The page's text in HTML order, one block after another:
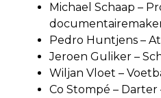
Michael Schaap –
Pedro Huntjens –
Jeroen Guliker –
Wiljan Vloet –
Co Stompé – Darter